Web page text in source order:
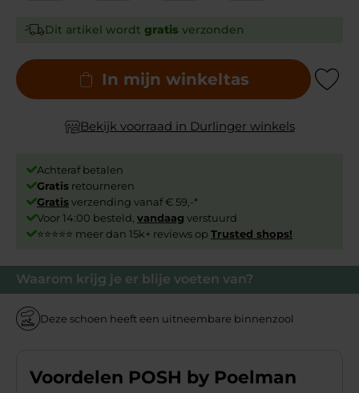
Waarom krijg je er blije voeten van?
Deze schoen heeft een uitneembare binnenzool
Voordelen POSH by Poelman
Dit artikel wordt gratis verzonden
In mijn winkeltas Add to
Bekijk voorraad in Durlinger winkels
Achteraf betalen
Gratis retourneren
Gratisverzending vanaf € 59,-*
Voor 14:00 besteld, vandaag verstuurd
⭐⭐⭐⭐⭐ meer dan 15k+ reviews op Trusted shops!